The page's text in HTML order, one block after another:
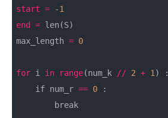
start =
-1
end
= len(S)
max_length = 0
for i in range(num_k // 2 + 1 ) :
    if num_r
== 0 :
        break